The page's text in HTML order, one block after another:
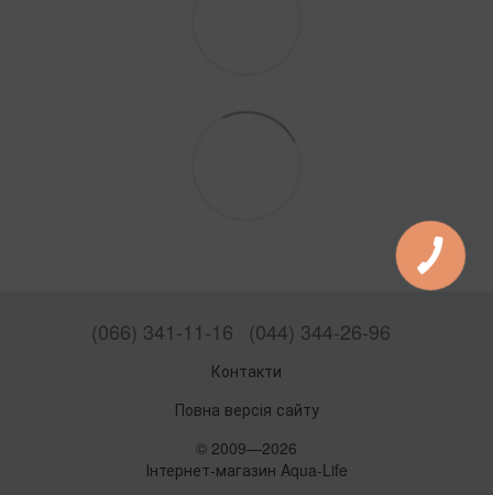
(066) 341-11-16 (044) 344-26-96
Контакти
Повна версія сайту
© 2009—2026
Інтернет-магазин Aqua-Life